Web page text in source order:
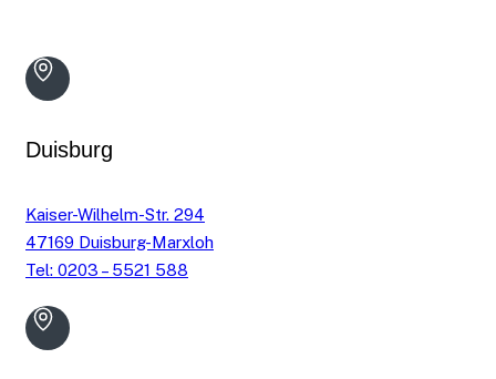
Duisburg
Kaiser-Wilhelm-Str. 294
47169 Duisburg-Marxloh
Tel: 0203 – 5521 588